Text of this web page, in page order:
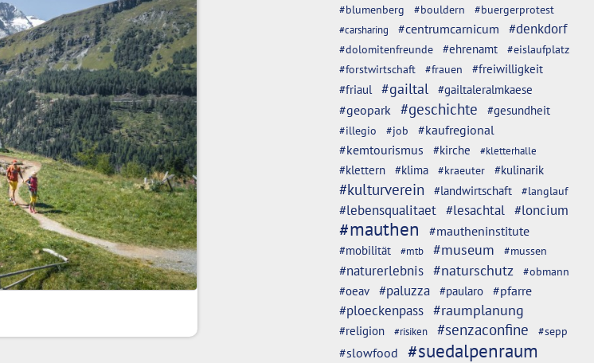
#blumenberg #bouldern
#buergerprotest
#carsharing
#centrumcarnicum #denkdorf
#dolomitenfreunde #ehrenamt
#eislaufplatz
#forstwirtschaft
#frauen
#freiwilligkeit
#friaul
#gailtal #gailtaleralmkaese
#geopark #geschichte #gesundheit
#illegio #job
#kaufregional
#kemtourismus
#kirche #kletterhalle
#klettern #klima #kraeuter #kulinarik
#kulturverein #landwirtschaft #langlauf
#lebensqualitaet #lesachtal #loncium
#mauthen #mautheninstitute
#mobilität #mtb #museum #mussen
#naturerlebnis #naturschutz #obmann
#oeav #paluzza #paularo #pfarre
#ploeckenpass #raumplanung
#religion #risiken #senzaconfine #sepp
#slowfood #suedalpenraum